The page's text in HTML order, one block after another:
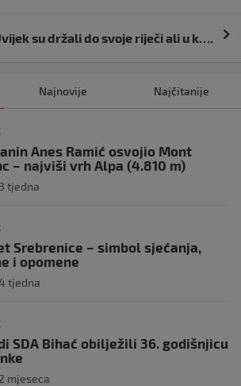
su držali do svoje riječi ali u k….
Najnovije Najčitanije
Anes Ramić osvojio Mont
– najviši vrh Alpa (4.810 m)
tjedna
Srebrenice – simbol sjećanja,
i opomene
tjedna
SDA Bihać obilježili 36. godišnjicu
mjeseca